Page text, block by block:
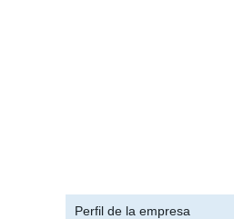
Perfil de la empresa